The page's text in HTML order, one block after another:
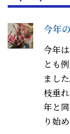
今年
今年
とも
まし
枝垂
年と
り始